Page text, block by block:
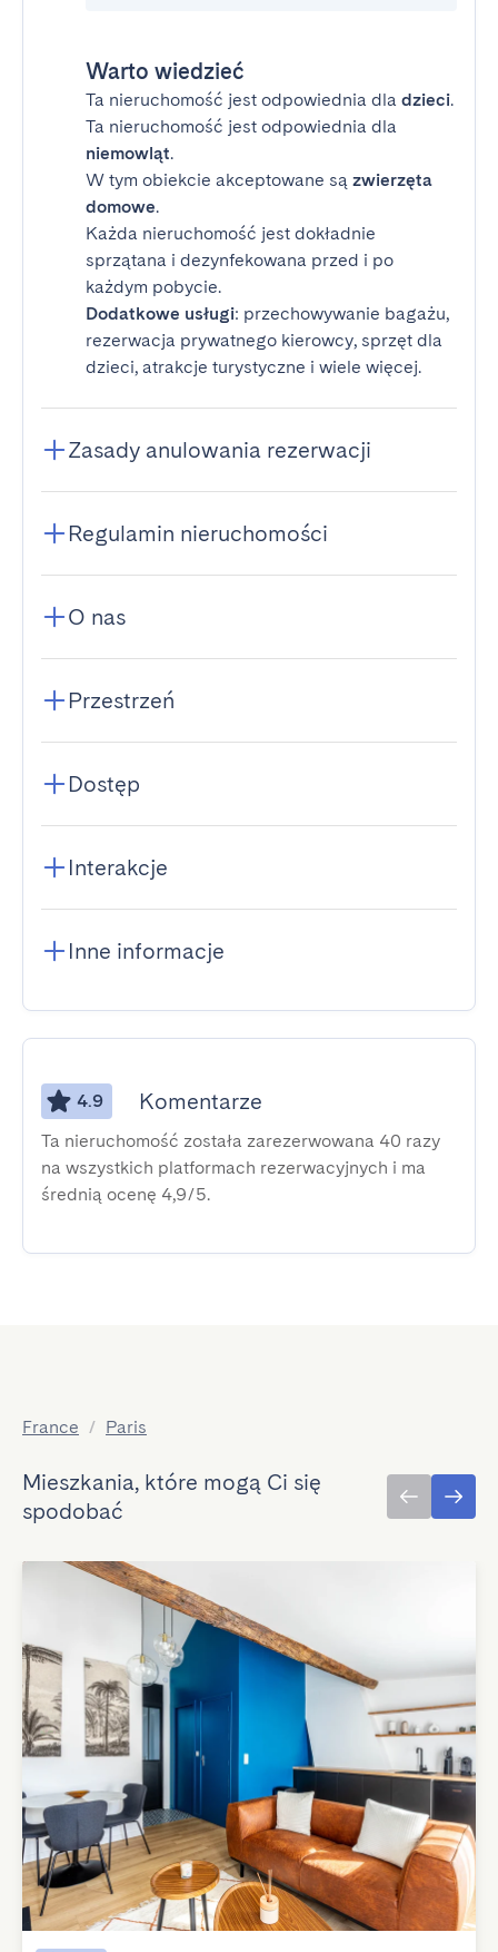
Warto wiedzieć
Ta nieruchomość jest odpowiednia dla dzieci.
Ta nieruchomość jest odpowiednia dla
niemowląt.
W tym obiekcie akceptowane są zwierzęta
domowe.
Każda nieruchomość jest dokładnie
sprzątana i dezynfekowana przed i po
każdym pobycie.
Dodatkowe usługi: przechowywanie bagażu,
rezerwacja prywatnego kierowcy, sprzęt dla
dzieci, atrakcje turystyczne i wiele więcej.
Zasady anulowania rezerwacji
Regulamin nieruchomości
O nas
Przestrzeń
Dostęp
Interakcje
Inne informacje
4.9 Komentarze
Ta nieruchomość została zarezerwowana 40 razy
na wszystkich platformach rezerwacyjnych i ma
średnią ocenę 4,9/5.
France / Paris
Mieszkania, które mogą Ci się
spodobać